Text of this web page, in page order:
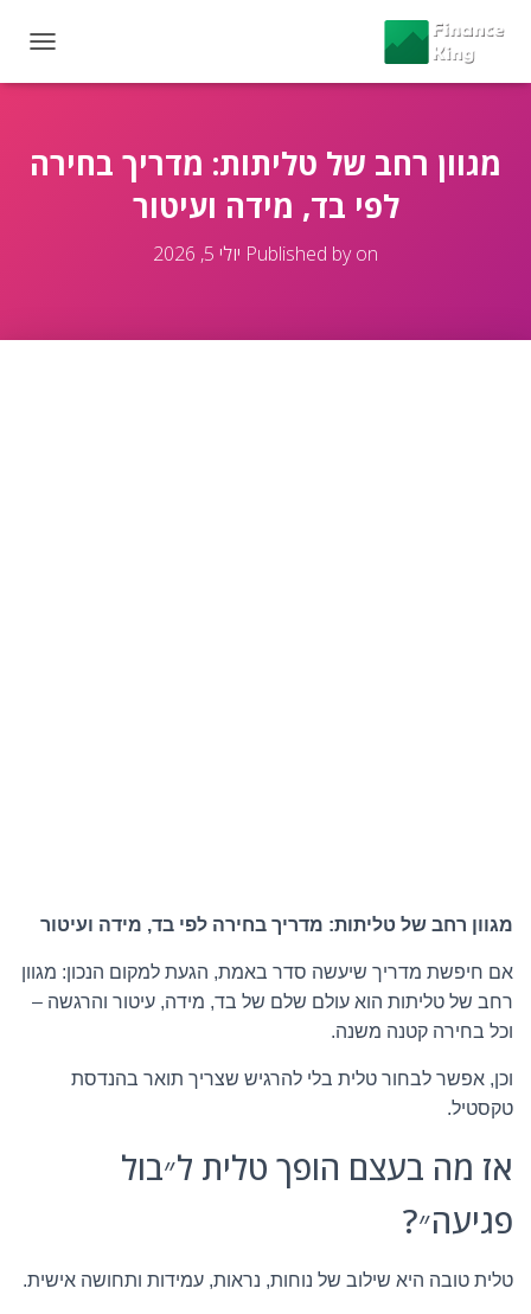
O
E
מגוון רחב של טליתות: מדריך בחירה
לפי בד, מידה ועיטור
Published byon יולי 5, 2026
מגוון רחב של טליתות: מדריך בחירה לפי בד, מידה ועיטור
אם חיפשת מדריך שיעשה סדר באמת, הגעת למקום הנכון: מגוון
רחב של טליתות הוא עולם שלם של בד, מידה, עיטור והרגשה –
וכל בחירה קטנה משנה.
וכן, אפשר לבחור טלית בלי להרגיש שצריך תואר בהנדסת
טקסטיל.
אז מה בעצם הופך טלית ל״בול
פגיעה״?
טלית טובה היא שילוב של נוחות, נראות, עמידות ותחושה אישית.